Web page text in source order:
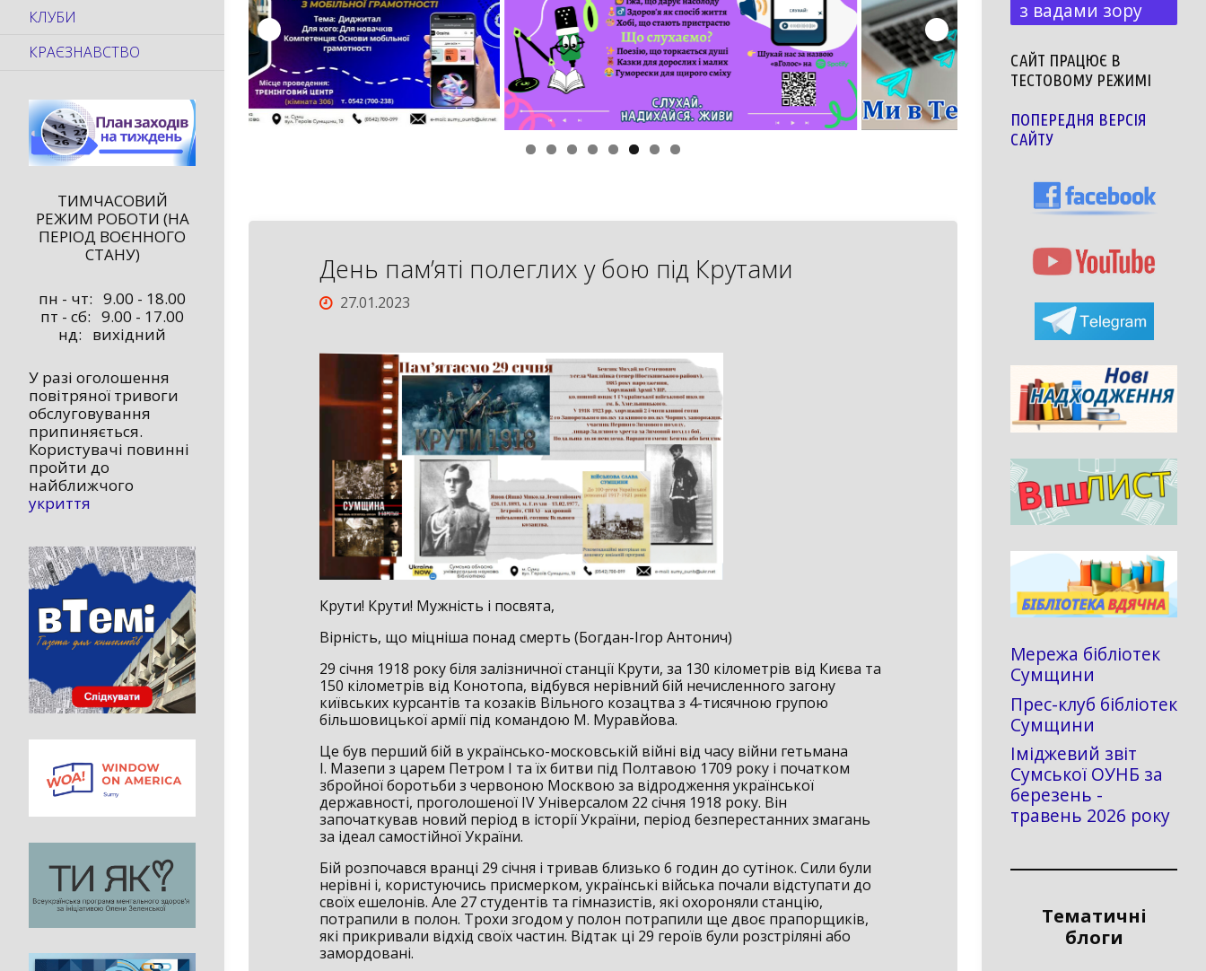
День пам’яті полеглих у бою під Крутами
27.01.2023
Крути! Крути! Мужність і посвята,
Вірність, що міцніша понад смерть (Богдан-Ігор Антонич)
29 січня 1918 року біля залізничної станції Крути, за 130 кілометрів від Києва та
150 кілометрів від Конотопа, відбувся нерівний бій нечисленного загону
київських курсантів та козаків Вільного козацтва з 4-тисячною групою
більшовицької армії під командою М. Муравйова.
Це був перший бій в українсько-московській війні від часу війни гетьмана
І. Мазепи з царем Петром І та їх битви під Полтавою 1709 року і початком
збройної боротьби з червоною Москвою за відродження української
державності, проголошеної IV Універсалом 22 січня 1918 року. Він
започаткував новий період в історії України, період безперестанних змагань
за ідеал самостійної України.
Бій розпочався вранці 29 січня і тривав близько 6 годин до сутінок. Сили були
нерівні і, користуючись присмерком, українські війська почали відступати до
своїх ешелонів. Але 27 студентів та гімназистів, які охороняли станцію,
потрапили в полон. Трохи згодом у полон потрапили ще двоє прапорщиків,
які прикривали відхід своїх частин. Відтак ці 29 героїв були розстріляні або
замордовані.
КЛУБИ
КРАЄЗНАВСТВО
ТИМЧАСОВИЙ
РЕЖИМ РОБОТИ (НА
ПЕРІОД ВОЄННОГО
СТАНУ)
пн - чт: 9.00 - 18.00
пт - сб: 9.00 - 17.00
нд: вихідний
У разі оголошення
повітряної тривоги
обслуговування
припиняється.
Користувачі повинні
пройти до
найближчого
укриття
з вадами зору
САЙТ ПРАЦЮЄ В
ТЕСТОВОМУ РЕЖИМІ
ПОПЕРЕДНЯ ВЕРСІЯ
САЙТУ
Мережа бібліотек
Сумщини
Прес-клуб бібліотек
Сумщини
Іміджевий звіт
Сумської ОУНБ за
березень -
травень 2026 року
Тематичні
блоги